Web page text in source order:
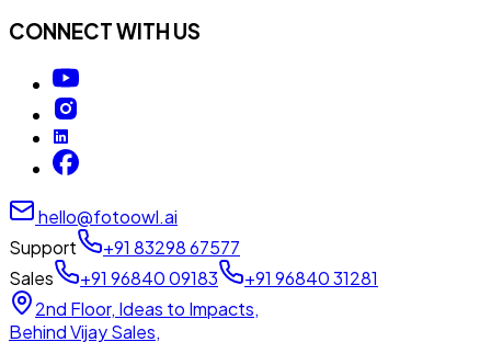
CONNECT WITH US
hello@fotoowl.ai
Support
+91 83298 67577
Sales
+91 96840 09183
+91 96840 31281
2nd Floor, Ideas to Impacts,
Behind Vijay Sales,